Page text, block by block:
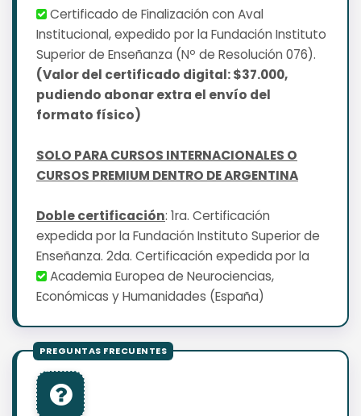
Certificado de Finalización con Aval
Institucional, expedido por la Fundación Instituto
Superior de Enseñanza (Nº de Resolución 076).
(Valor del certificado digital: $37.000,
pudiendo abonar extra el envío del
formato físico)
SOLO PARA CURSOS INTERNACIONALES O
CURSOS PREMIUM DENTRO DE ARGENTINA
Doble certificación: 1ra. Certificación
expedida por la Fundación Instituto Superior de
Enseñanza. 2da. Certificación expedida por la
Academia Europea de Neurociencias,
Económicas y Humanidades (España)